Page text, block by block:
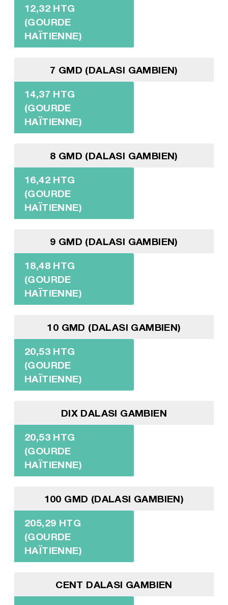
12,32 HTG
(GOURDE
HAÏTIENNE)
7 GMD (DALASI GAMBIEN)
14,37 HTG
(GOURDE
HAÏTIENNE)
8 GMD (DALASI GAMBIEN)
16,42 HTG
(GOURDE
HAÏTIENNE)
9 GMD (DALASI GAMBIEN)
18,48 HTG
(GOURDE
HAÏTIENNE)
10 GMD (DALASI GAMBIEN)
20,53 HTG
(GOURDE
HAÏTIENNE)
DIX DALASI GAMBIEN
20,53 HTG
(GOURDE
HAÏTIENNE)
100 GMD (DALASI GAMBIEN)
205,29 HTG
(GOURDE
HAÏTIENNE)
CENT DALASI GAMBIEN